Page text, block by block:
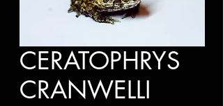
CERATOPHRYS
CRANWELLI